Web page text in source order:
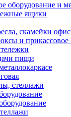
оборудование и
ящики
скамейки
и прикассовое
пищи
стеллажи